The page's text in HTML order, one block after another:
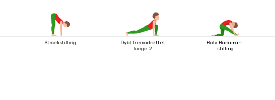
Strækstilling
Dybt fremadrettet
lunge 2
Halv Hanuman-
stilling